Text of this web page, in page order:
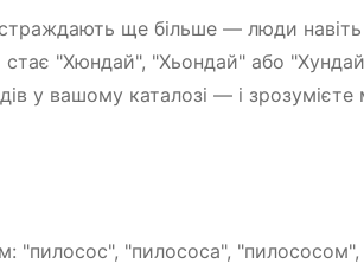
ще більше — люди
стає "Хюндай", "Хьондай" або
у вашому каталозі — і
"пилососа", "пилососом",